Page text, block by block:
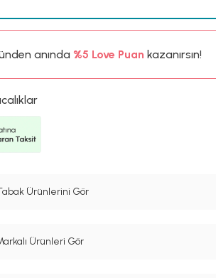
anında %5
%5
Love Puan kazanırsın!
Ürünlerini Gör
Ürünleri Gör